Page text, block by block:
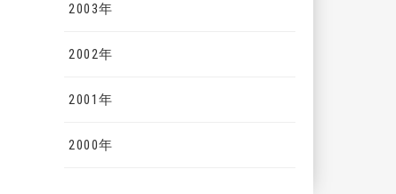
2003年
2002年
2001年
2000年